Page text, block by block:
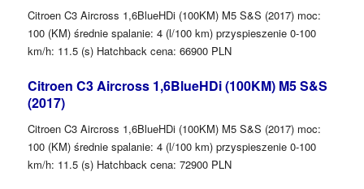
Citroen C3 Aircross 1,6BlueHDi (100KM) M5 S&S (2017) moc:
100 (KM) średnie spalanie: 4 (l/100 km) przyspieszenie 0-100
km/h: 11.5 (s) Hatchback cena: 66900 PLN
Citroen C3 Aircross 1,6BlueHDi (100KM) M5 S&S
(2017)
Citroen C3 Aircross 1,6BlueHDi (100KM) M5 S&S (2017) moc:
100 (KM) średnie spalanie: 4 (l/100 km) przyspieszenie 0-100
km/h: 11.5 (s) Hatchback cena: 72900 PLN